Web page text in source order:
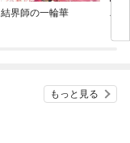
結界師の一輪華
バ
今
もっと見る